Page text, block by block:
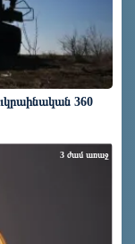
360
3 ժամ առաջ